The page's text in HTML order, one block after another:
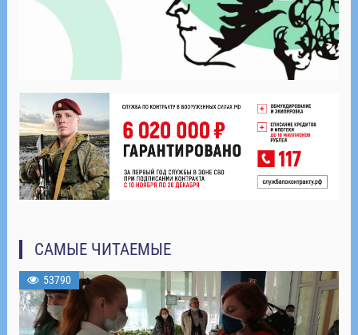
САМЫЕ ЧИТАЕМЫЕ
53790